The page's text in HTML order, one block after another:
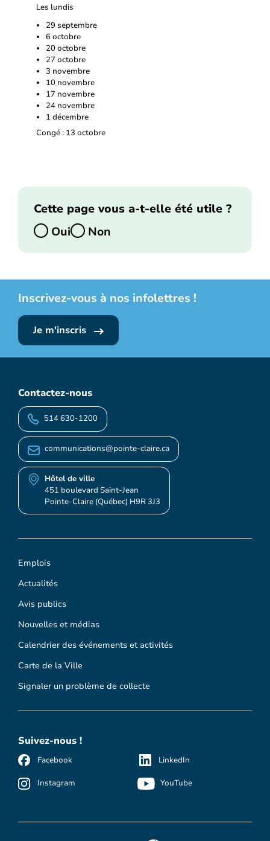
Les lundis
29 septembre
6 octobre
20 octobre
27 octobre
3 novembre
10 novembre
17 novembre
24 novembre
1 décembre
Congé : 13 octobre
Cette page vous a-t-elle été utile ?
Oui
Non
Inscrivez-vous à nos infolettres !
Je m'inscris
Emplois
Actualités
Avis publics
Nouvelles et médias
Calendrier des événements et activités
Carte de la Ville
Signaler un problème de collecte
Contactez-nous
514 630-1200
communications@pointe-claire.ca
Hôtel de ville
451 boulevard Saint-Jean
Pointe-Claire (Québec) H9R 3J3
Suivez-nous !
Facebook
Instagram
LinkedIn
YouTube